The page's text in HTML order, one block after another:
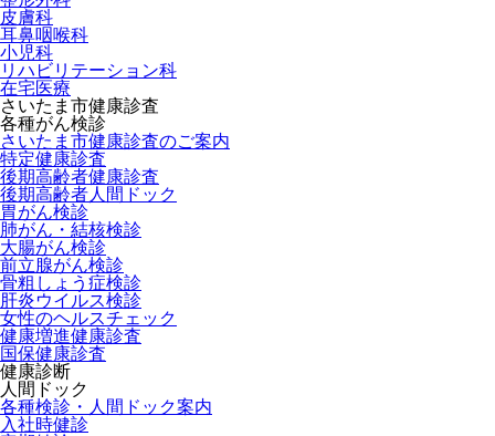
皮膚科
耳鼻咽喉科
小児科
リハビリテーション科
在宅医療
さいたま市健康診査
各種がん検診
さいたま市健康診査のご案内
特定健康診査
後期高齢者健康診査
後期高齢者人間ドック
胃がん検診
肺がん・結核検診
大腸がん検診
前立腺がん検診
骨粗しょう症検診
肝炎ウイルス検診
女性のヘルスチェック
健康増進健康診査
国保健康診査
健康診断
人間ドック
各種検診・人間ドック案内
入社時健診